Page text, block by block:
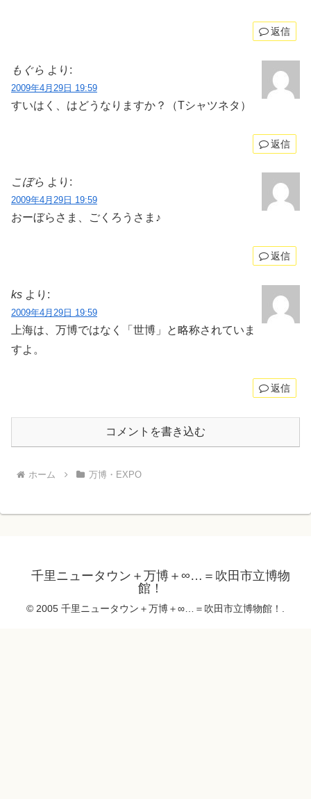
返信
もぐら より:
2009年4月29日 19:59
すいはく、はどうなりますか？（Tシャツネタ）
返信
こぼら より:
2009年4月29日 19:59
おーぼらさま、ごくろうさま♪
返信
ks より:
2009年4月29日 19:59
上海は、万博ではなく「世博」と略称されていま
すよ。
返信
コメントを書き込む
ホーム 万博・EXPO
千里ニュータウン＋万博＋∞…＝吹田市立博物
館！
© 2005 千里ニュータウン＋万博＋∞…＝吹田市立博物館！.